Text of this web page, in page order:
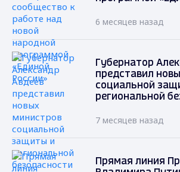
6 месяцев назад
Губернатор
представил
социальной
региональной
7 месяцев назад
Прямая линия